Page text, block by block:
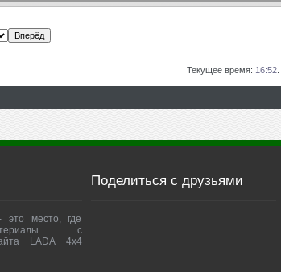
Текущее время: 16:52
место, где
с
LADA 4x4
Поделиться с друзьями